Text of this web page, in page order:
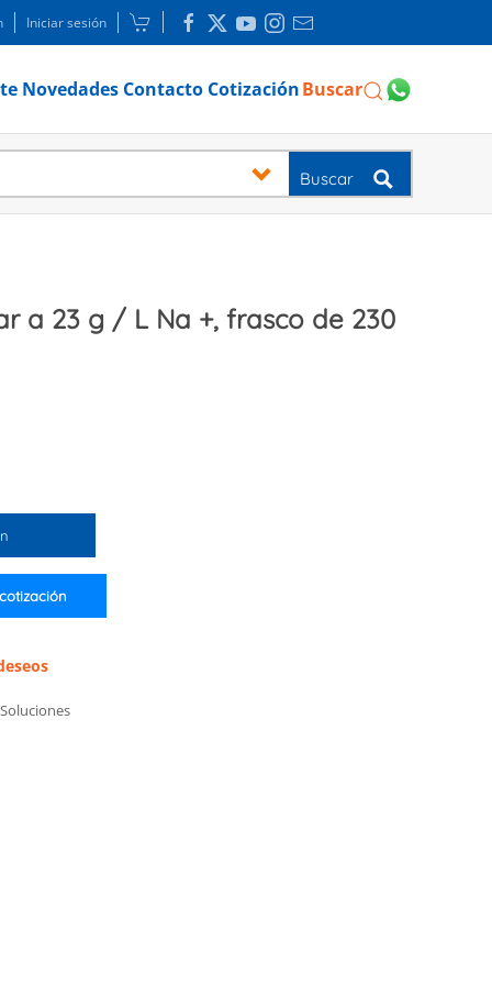
Iniciar sesión
Novedades Contacto CotizaciónBuscar
Buscar
a 23 g / L Na +, frasco de 230
Soluciones